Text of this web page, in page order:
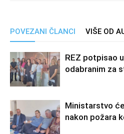
POVEZANI ČLANCI VIŠE OD
REZ potpisao
odabranim za
Ministarstvo
nakon požara